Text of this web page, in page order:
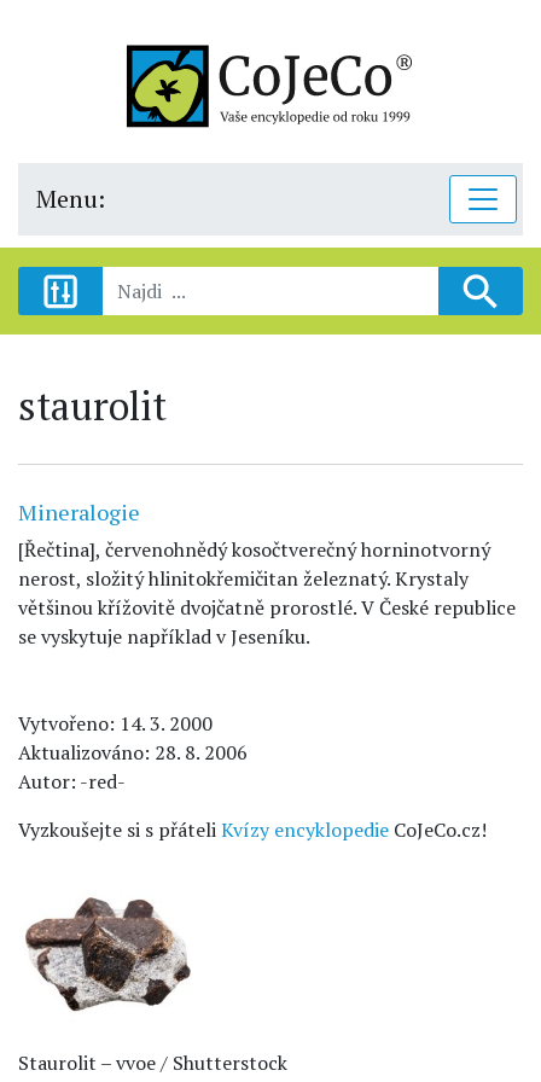
Menu:
staurolit
Mineralogie
[Řečtina], červenohnědý kosočtverečný horninotvorný
nerost, složitý hlinitokřemičitan železnatý. Krystaly
většinou křížovitě dvojčatně prorostlé. V České republice
se vyskytuje například v Jeseníku.
Vytvořeno: 14. 3. 2000
Aktualizováno: 28. 8. 2006
Autor: -red-
Vyzkoušejte si s přáteliKvízy encyklopedie CoJeCo.cz!
Staurolit – vvoe / Shutterstock